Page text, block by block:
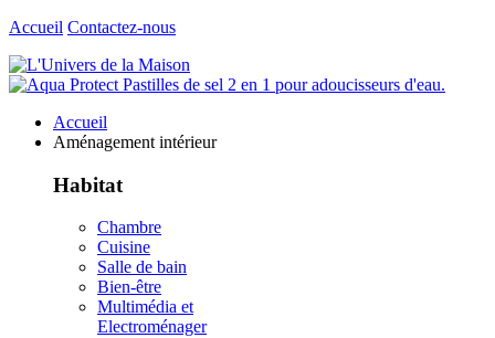
Accueil Contactez-nous
Accueil
Aménagement intérieur
Habitat
Chambre
Cuisine
Salle de bain
Bien-être
Multimédia et
Electroménager